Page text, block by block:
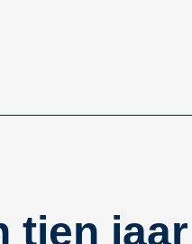
tien jaar